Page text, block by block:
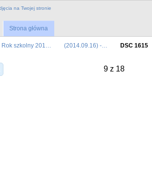
Strona główna
Rok szkolny 201… (2014.09.16) -… DSC 1615
9 z 18